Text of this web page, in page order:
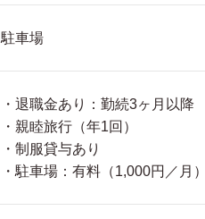
駐車場
・退職金あり：勤続3ヶ月以降
・親睦旅行（年1回）
・制服貸与あり
・駐車場：有料（1,000円／月）